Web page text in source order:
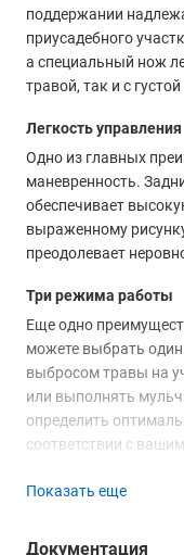
поддержании
приусадебного
а специальный нож
травой, так и с
Легкость управления
Одно из главных
маневренность.
обеспечивает
выраженному
преодолевает
Три режима работы
Еще одно
можете выбрать
выбросом травы на
или выполнять
определить
соответствии с
Безопасная для
Она не создает
Показать еще
Документация